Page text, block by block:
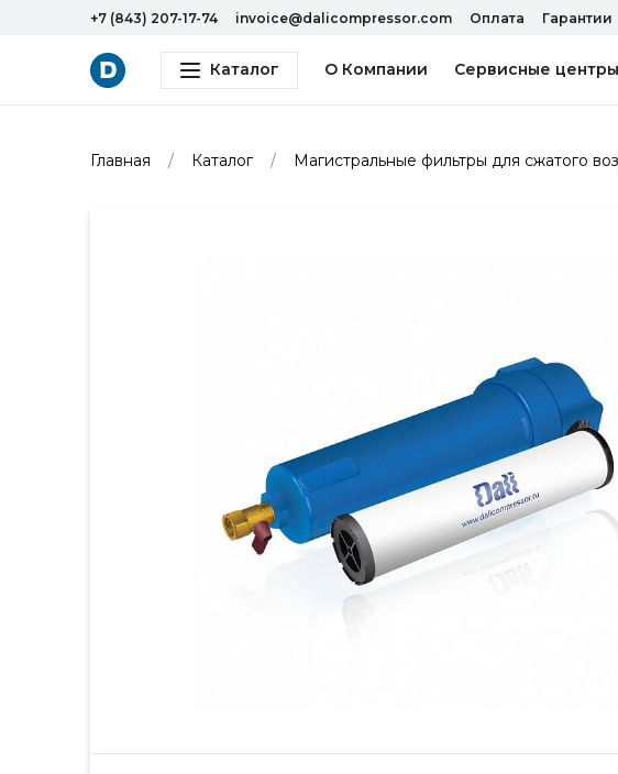
+7 (843) 207-17-74 invoice@dalicompressor.com Оплата Гарантии
Каталог О Компании Сервисные центры
Главная Каталог Магистральные фильтры для сжатого